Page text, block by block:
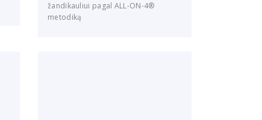
žandikauliui pagal ALL-ON-4®
metodiką